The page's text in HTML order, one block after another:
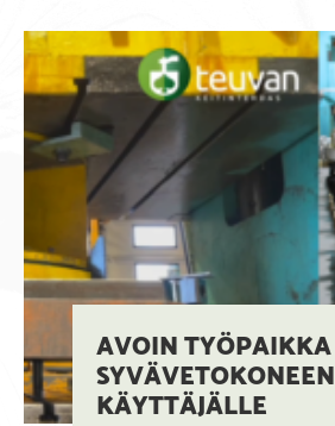
AVOIN TYÖPAIKKA
SYVÄVETOKONEEN
KÄYTTÄJÄLLE